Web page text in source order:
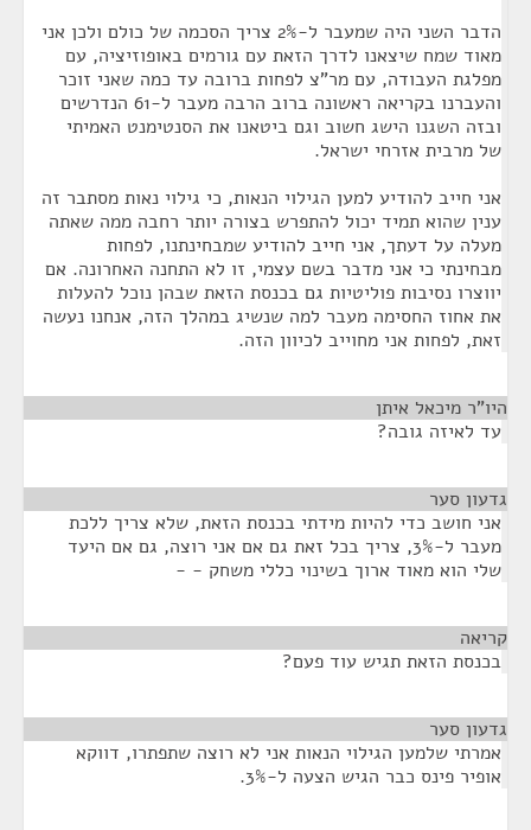
הדבר השני היה שמעבר ל-2% צריך הסכמה של כולם ולכן אני
מאוד שמח שיצאנו לדרך הזאת עם גורמים באופוזיציה, עם
מפלגת העבודה, עם מר"צ לפחות ברובה עד כמה שאני זוכר
והעברנו בקריאה ראשונה ברוב הרבה מעבר ל-61 הנדרשים
ובזה השגנו הישג חשוב וגם ביטאנו את הסנטימנט האמיתי
של מרבית אזרחי ישראל.
אני חייב להודיע למען הגילוי הנאות, כי גילוי נאות מסתבר זה
ענין שהוא תמיד יכול להתפרש בצורה יותר רחבה ממה שאתה
מעלה על דעתך, אני חייב להודיע שמבחינתנו, לפחות
מבחינתי כי אני מדבר בשם עצמי, זו לא התחנה האחרונה. אם
יווצרו נסיבות פוליטיות גם בכנסת הזאת שבהן נוכל להעלות
את אחוז החסימה מעבר למה שנשיג במהלך הזה, אנחנו נעשה
זאת, לפחות אני מחוייב לכיוון הזה.
היו"ר מיכאל איתן
עד לאיזה גובה?
גדעון סער
אני חושב כדי להיות מידתי בכנסת הזאת, שלא צריך ללכת
מעבר ל-3%, צריך בכל זאת גם אם אני רוצה, גם אם היעד
שלי הוא מאוד ארוך בשינוי כללי משחק - -
קריאה
בכנסת הזאת תגיש עוד פעם?
גדעון סער
אמרתי שלמען הגילוי הנאות אני לא רוצה שתפתרו, דווקא
אופיר פינס כבר הגיש הצעה ל-3%.